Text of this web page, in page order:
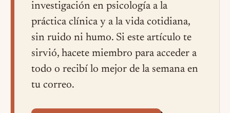
investigación en psicología a la
práctica clínica y a la vida cotidiana,
sin ruido ni humo. Si este artículo te
sirvió, hacete miembro para acceder a
todo o recibí lo mejor de la semana en
tu correo.